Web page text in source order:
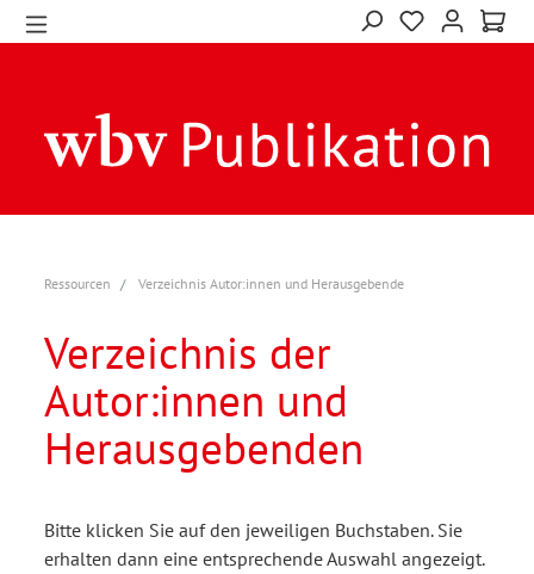
Ressourcen Verzeichnis Autor:innen und Herausgebende
Verzeichnis der
Autor:innen und
Herausgebenden
Bitte klicken Sie auf den jeweiligen Buchstaben. Sie
erhalten dann eine entsprechende Auswahl angezeigt.